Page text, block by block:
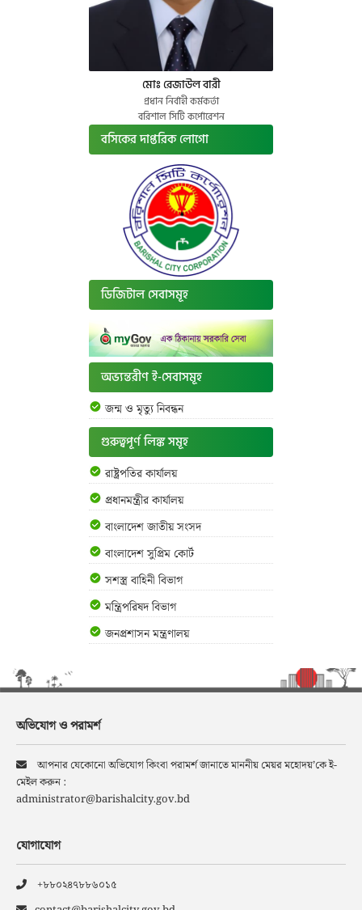
মোঃ রেজাউল বারী
প্রধান নির্বাহী কর্মকর্তা
বরিশাল সিটি কর্পোরেশন
বসিকের দাপ্তরিক লোগো
ডিজিটাল সেবাসমূহ
অভ্যন্তরীণ ই-সেবাসমূহ
জন্ম ও মৃত্যু নিবন্ধন
গুরুত্বপূর্ণ লিঙ্ক সমূহ
রাষ্ট্রপতির কার্যালয়
প্রধানমন্ত্রীর কার্যালয়
বাংলাদেশ জাতীয় সংসদ
বাংলাদেশ সুপ্রিম কোর্ট
সশস্ত্র বাহিনী বিভাগ
মন্ত্রিপরিষদ বিভাগ
জনপ্রশাসন মন্ত্রণালয়
অভিযোগ ও পরামর্শ
আপনার যেকোনো অভিযোগ কিংবা পরামর্শ জানাতে মাননীয় মেয়র মহোদয়’কে ই-
মেইল করুন :
administrator@barishalcity.gov.bd
যোগাযোগ
+৮৮০২৪৭৮৮৬০১৫